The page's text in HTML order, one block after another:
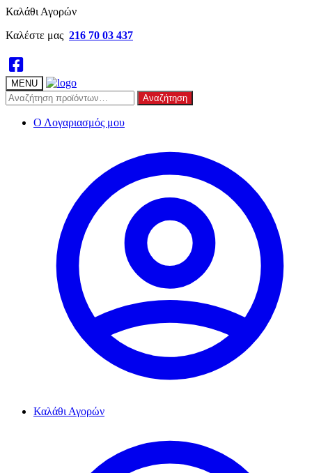
Skip
navigation
Skip
content
Καλάθι Αγορών
Καλέστε μας 216 70 03 437
MENU
Αναζήτηση
για:
Αναζήτηση
Ο Λογαριασμός μου
Καλάθι Αγορών